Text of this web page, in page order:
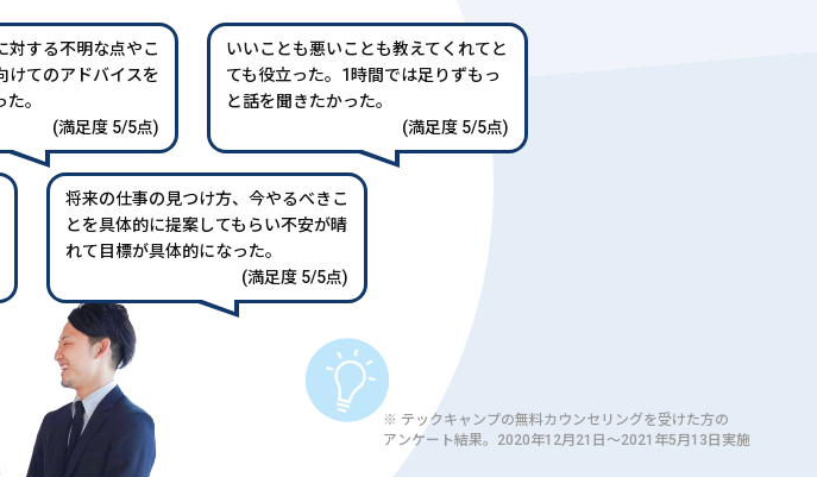
対する不明な点やこ
けてのアドバイスを
。
(満足度 5/5点)
いいことも悪いことも教えてくれてと
ても役立った。1時間では足りずもっ
と話を聞きたかった。
(満足度 5/5点)
将来の仕事の見つけ方、今やるべきこ
とを具体的に提案してもらい不安が晴
れて目標が具体的になった。
(満足度 5/5点)
※ テックキャンプの無料カウンセリングを受けた方の
アンケート結果。2020年12月21日〜2021年5月13日実施